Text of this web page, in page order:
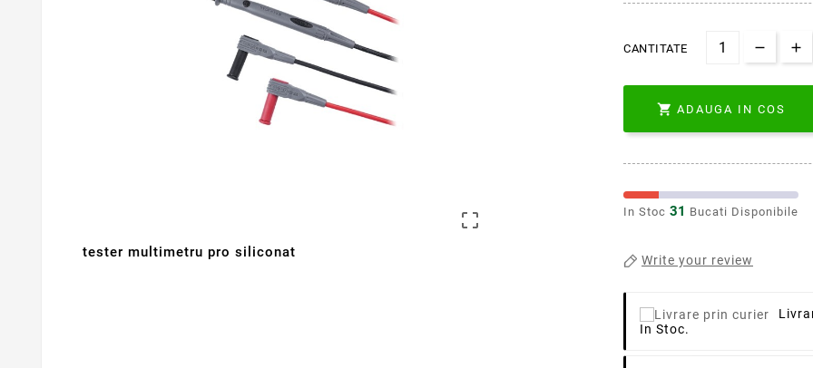

tester multimetru pro siliconat
CANTITATE
 ADAUGA IN COS
In Stoc 31 Bucati Disponibile
Write your review
In Stoc.